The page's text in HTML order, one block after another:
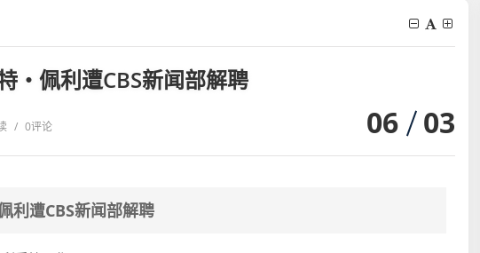
・佩利遭CBS新闻部解聘
/ 0评论 06 03
利遭CBS新闻部解聘